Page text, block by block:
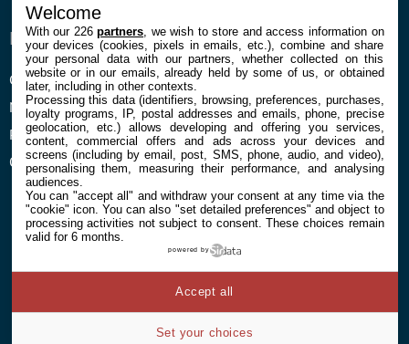
ENTREPRISE
Confidentialité et Cookies
Mentions légales et CGU
Préférences Cookies
Qui sommes nous
À PROPOS
Contact
Welcome
With our 226partners , we wish to store and access information on
your devices (cookies, pixels in emails, etc.), combine and share
your personal data with our partners, whether collected on this
website or in our emails, already held by some of us, or obtained
later, including in other contexts.
Processing this data (identifiers, browsing, preferences, purchases,
loyalty programs, IP, postal addresses and emails, phone, precise
geolocation, etc.) allows developing and offering you services,
content, commercial offers and ads across your devices and
screens (including by email, post, SMS, phone, audio, and video),
personalising them, measuring their performance, and analysing
audiences.
You can "accept all" and withdraw your consent at any time via the
"cookie" icon. You can also "set detailed preferences" and object to
processing activities not subject to consent. These choices remain
valid for 6 months.
powered by
Set your choices
Accept all